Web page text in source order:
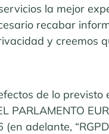
la mejor
recabar
y creemos
de lo previsto
PARLAMENTO
adelante,